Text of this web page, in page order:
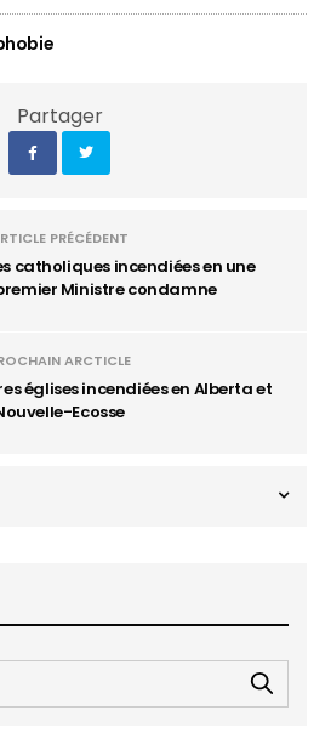
Partager
PRÉCÉDENT
catholiques incendiées en une
Ministre condamne
ARCTICLE
églises incendiées en Alberta et
Ecosse